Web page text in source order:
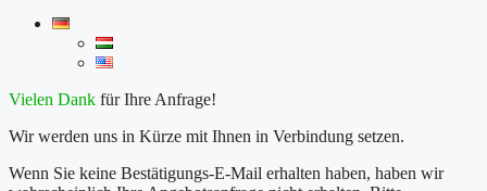
Vielen Dank für Ihre Anfrage!
Wir werden uns in Kürze mit Ihnen in Verbindung setzen.
Wenn Sie keine Bestätigungs-E-Mail erhalten haben, haben wir